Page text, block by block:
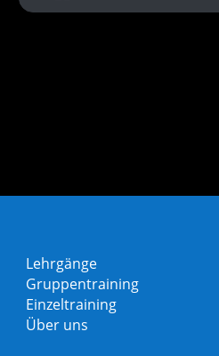
Lehrgänge
Gruppentraining
Einzeltraining
Über uns